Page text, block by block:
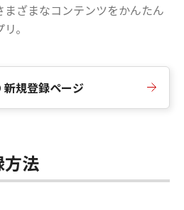
ざまなコンテンツをかんたん
。
規登録ページ
法